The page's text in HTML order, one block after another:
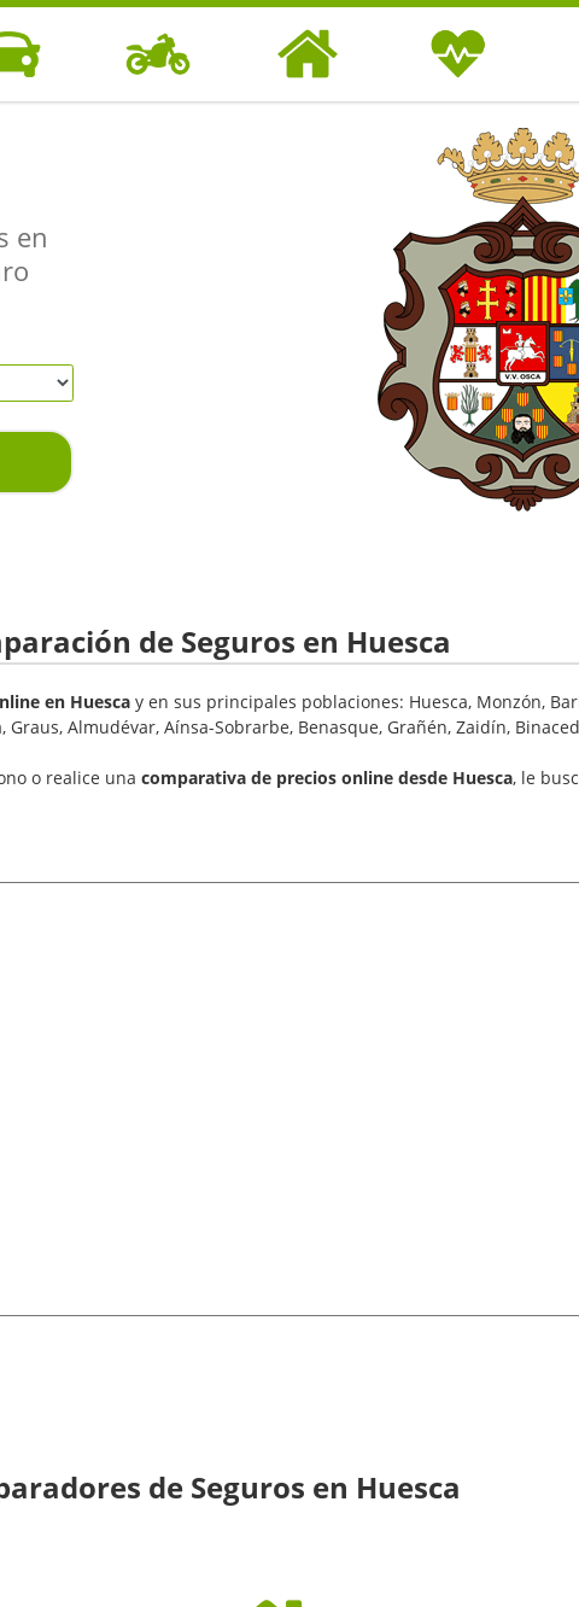
DE SEGUROS DE
SALUD
en
de Seguros en Huesca
en Huesca y en sus principales poblaciones: Huesca, Monzón,
Almudévar, Aínsa-Sobrarbe, Benasque, Grañén, Zaidín,
o realice una comparativa de precios online desde Huesca, le
de Seguros en Huesca